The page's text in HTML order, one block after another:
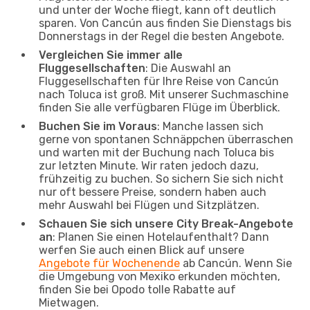
und unter der Woche fliegt, kann oft deutlich
sparen. Von Cancún aus finden Sie Dienstags bis
Donnerstags in der Regel die besten Angebote.
Vergleichen Sie immer alle
Fluggesellschaften: Die Auswahl an
Fluggesellschaften für Ihre Reise von Cancún
nach Toluca ist groß. Mit unserer Suchmaschine
finden Sie alle verfügbaren Flüge im Überblick.
Buchen Sie im Voraus: Manche lassen sich
gerne von spontanen Schnäppchen überraschen
und warten mit der Buchung nach Toluca bis
zur letzten Minute. Wir raten jedoch dazu,
frühzeitig zu buchen. So sichern Sie sich nicht
nur oft bessere Preise, sondern haben auch
mehr Auswahl bei Flügen und Sitzplätzen.
Schauen Sie sich unsere City Break-Angebote
an: Planen Sie einen Hotelaufenthalt? Dann
werfen Sie auch einen Blick auf unsere
Angebote für Wochenende ab Cancún. Wenn Sie
die Umgebung von Mexiko erkunden möchten,
finden Sie bei Opodo tolle Rabatte auf
Mietwagen.